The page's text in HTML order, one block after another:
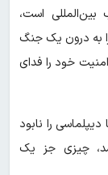
است،
به درون یک جنگ
خود را فدای
را نابود
چیزی جز یک